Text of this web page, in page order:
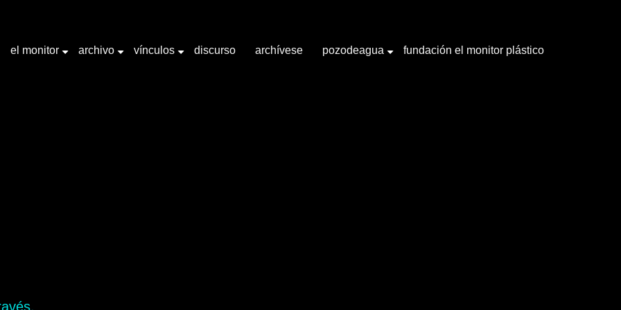
el monitor archivo vínculos discurso archívese pozodeagua fundación el monitor plástico